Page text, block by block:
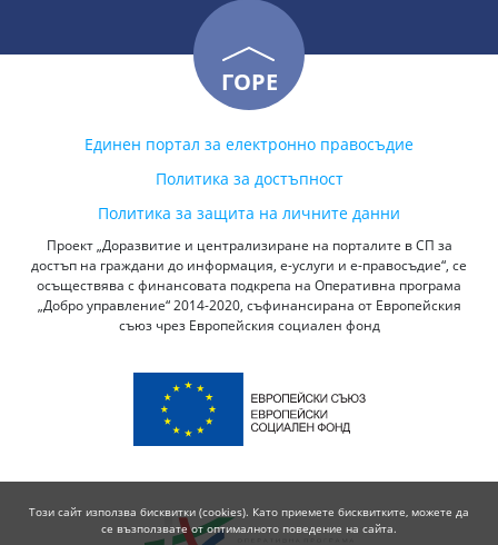
ГОРЕ
Единен портал за електронно правосъдие
Политика за достъпност
Политика за защита на личните данни
Проект „Доразвитие и централизиране на порталите в СП за
достъп на граждани до информация, е-услуги и е-правосъдие“, се
осъществява с финансовата подкрепа на Оперативна програма
„Добро управление“ 2014-2020, съфинансирана от Европейския
съюз чрез Европейския социален фонд
Този сайт използва бисквитки (cookies). Като приемете бисквитките, можете да
се възползвате от оптималното поведение на сайта.